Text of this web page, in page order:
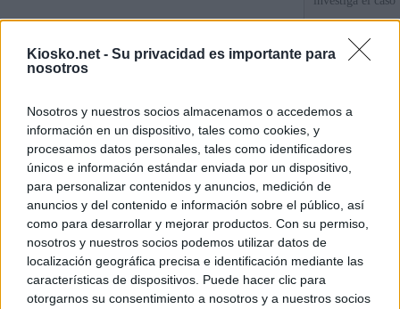
Kiosko.net - Su privacidad es importante para
nosotros
Nosotros y nuestros socios almacenamos o accedemos a
información en un dispositivo, tales como cookies, y
procesamos datos personales, tales como identificadores
únicos e información estándar enviada por un dispositivo,
para personalizar contenidos y anuncios, medición de
anuncios y del contenido e información sobre el público, así
como para desarrollar y mejorar productos. Con su permiso,
nosotros y nuestros socios podemos utilizar datos de
localización geográfica precisa e identificación mediante las
características de dispositivos. Puede hacer clic para
otorgarnos su consentimiento a nosotros y a nuestros socios
Las incógnitas
el Gobierno de
millones en
su consultora
© Kiosko.net Aviso Legal Privacidad y Cookies